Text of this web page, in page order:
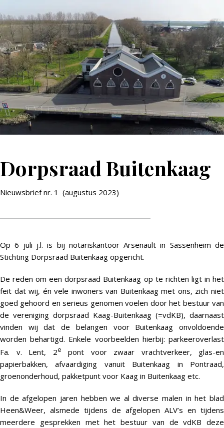
Dorpsraad Buitenkaag
Nieuwsbrief nr. 1 (augustus 2023)
Op 6 juli j.l. is bij notariskantoor Arsenault in Sassenheim de
Stichting Dorpsraad Buitenkaag opgericht.
De reden om een dorpsraad Buitenkaag op te richten ligt in het
feit dat wij, én vele inwoners van Buitenkaag met ons, zich niet
goed gehoord en serieus genomen voelen door het bestuur van
de vereniging dorpsraad Kaag-Buitenkaag (=vdKB), daarnaast
vinden wij dat de belangen voor Buitenkaag onvoldoende
worden behartigd. Enkele voorbeelden hierbij: parkeeroverlast
Fa. v. Lent, 2e
pont voor zwaar vrachtverkeer, glas-en
papierbakken, afvaardiging vanuit Buitenkaag in Pontraad,
groenonderhoud, pakketpunt voor Kaag in Buitenkaag etc.
In de afgelopen jaren hebben we al diverse malen in het blad
Heen&Weer, alsmede tijdens de afgelopen ALV’s en tijdens
meerdere gesprekken met het bestuur van de vdKB deze